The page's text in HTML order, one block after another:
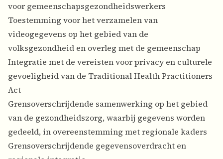
voor gemeenschapsgezondheidswerkers
Toestemming voor het verzamelen van
videogegevens op het gebied van de
volksgezondheid en overleg met de gemeenschap
Integratie met de vereisten voor privacy en culturele
gevoeligheid van de Traditional Health Practitioners
Act
Grensoverschrijdende samenwerking op het gebied
van de gezondheidszorg, waarbij gegevens worden
gedeeld, in overeenstemming met regionale kaders
Grensoverschrijdende gegevensoverdracht en